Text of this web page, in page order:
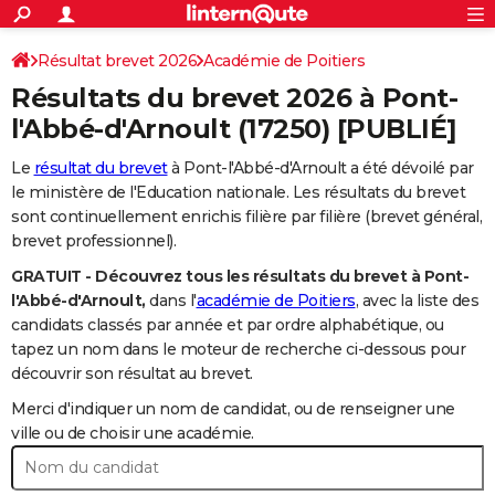
ACTUALITÉS
Politique
Société
Faits Divers
Education
Monde
Villes
+
SPORT
Coupe du monde 2026
Football
Tennis
Cyclisme
Rugby
Forum
CULTURE
FINANCE
Retraite
Impôts
Epargne
Immobilier
Risques naturels par ville
Banque
Assurance
Crédit
Essais
Réserver un essai
Citadines
Berlines
SUV
Forum auto
+
HIGH-TECH
Mobiles
Meilleur smartphone
Internet
Ordinateurs
Jeux vidéo
Guide high-tech
BRICOLAGE
Forum
Aménagement intérieur
Extérieur
Cuisine
Salle de bains
Jardinage
Rangement
+
Guides de France
Escapades
Patrimoine
Expositions
Musées
Week-end nature
+
Art de vivre
Bien-être
Loisirs
Mode
Modes de vie
+ SANTE
Alimentation
Guide de la santé
Maladies
Médicaments
Sommeil
VOYAGE
S'inscrire
Connexion
Résultat brevet 2026 Académie de Poitiers
Résultats du brevet 2026 à Pont-
l'Abbé-d'Arnoult(17250) [PUBLIÉ]
Le résultat du brevetà Pont-l'Abbé-d'Arnoult a été dévoilé par
le ministère de l'Education nationale. Les résultats du brevet
sont continuellement enrichis filière par filière (brevet général,
brevet professionnel).
GRATUIT - Découvrez tous les résultats du brevet à Pont-
l'Abbé-d'Arnoult, dans l'académie de Poitiers, avec la liste des
candidats classés par année et par ordre alphabétique, ou
tapez un nom dans le moteur de recherche ci-dessous pour
découvrir son résultat au brevet.
Merci d'indiquer un nom de candidat, ou de renseigner une
ville ou de choisir une académie.